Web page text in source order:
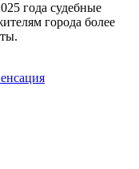
года судебные
города более